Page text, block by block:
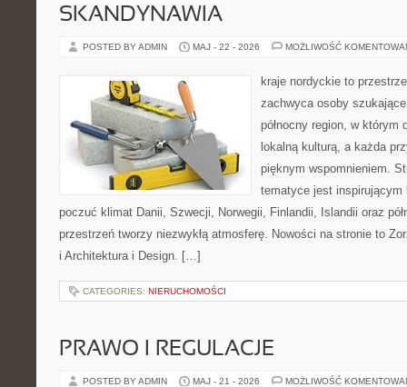
SKANDYNAWIA
POSTED BY ADMIN MAJ - 22 - 2026 MOŻLIWOŚĆ
kraje nordyckie to
zachwyca osoby
północny region, w
lokalną kulturą, a każda
pięknym wspomnieniem.
tematyce jest inspirującym
poczuć klimat Danii, Szwecji, Norwegii, Finlandii, Islandii oraz
przestrzeń tworzy niezwykłą atmosferę. Nowości na stronie to
i Architektura i Design. […]
CATEGORIES: NIERUCHOMOŚCI
PRAWO I REGULACJE
POSTED BY ADMIN MAJ - 21 - 2026 MOŻLIWOŚĆ